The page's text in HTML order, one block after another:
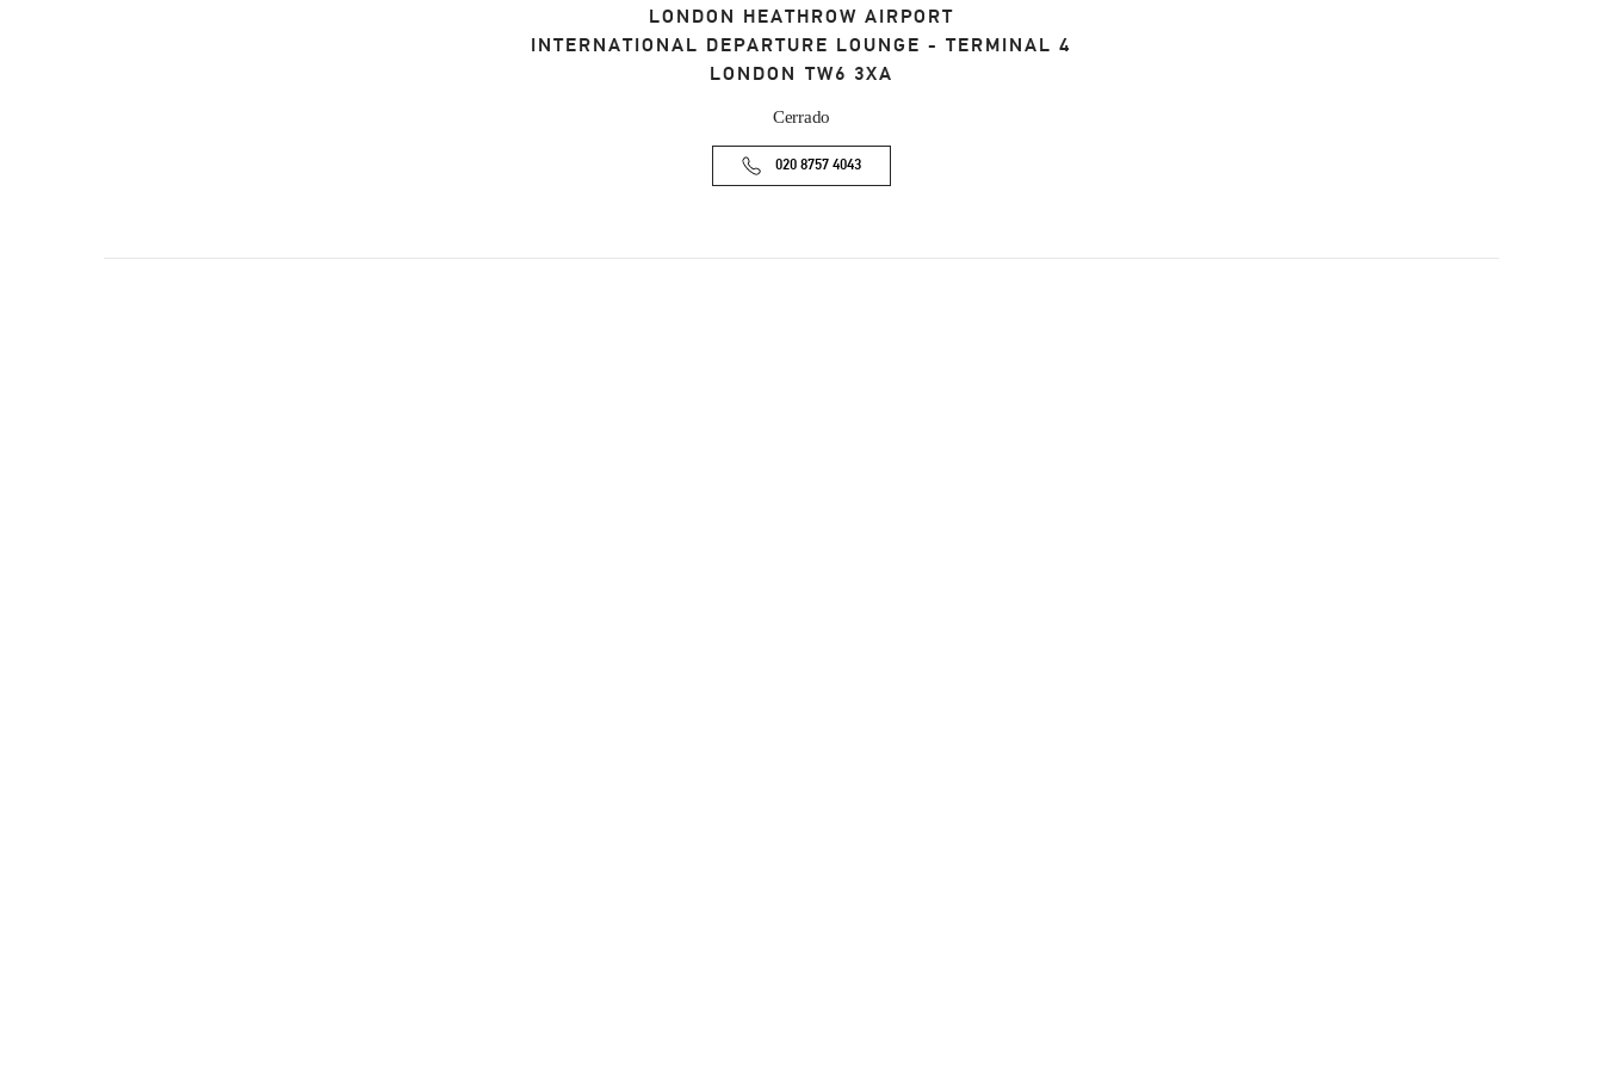
LONDON HEATHROW AIRPORT
INTERNATIONAL DEPARTURE LOUNGE - TERMINAL 4
LONDON TW6 3XA
Cerrado
020 8757 4043